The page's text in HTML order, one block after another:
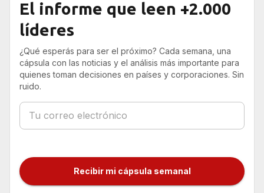
El informe que leen +2.000
líderes
¿Qué esperás para ser el próximo? Cada semana, una
cápsula con las noticias y el análisis más importante para
quienes toman decisiones en países y corporaciones. Sin
ruido.
Recibir mi cápsula semanal